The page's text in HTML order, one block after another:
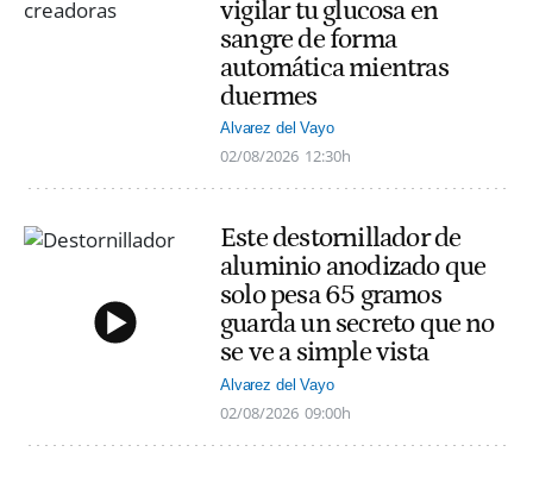
vigilar tu glucosa en
sangre de forma
automática mientras
duermes
Alvarez del Vayo
02/08/2026 12:30h
Este destornillador de
aluminio anodizado que
solo pesa 65 gramos
guarda un secreto que no
se ve a simple vista
Alvarez del Vayo
02/08/2026 09:00h